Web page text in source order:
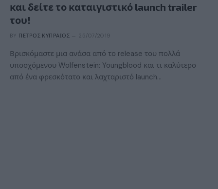
και δείτε το καταιγιστικό launch trailer
του!
BY ΠΈΤΡΟΣ ΚΥΠΡΑΊΟΣ 25/07/2019
Βρισκόμαστε μια ανάσα από το release του πολλά
υποσχόμενου Wolfenstein: Youngblood και τι καλύτερο
από ένα φρεσκότατο και λαχταριστό launch…